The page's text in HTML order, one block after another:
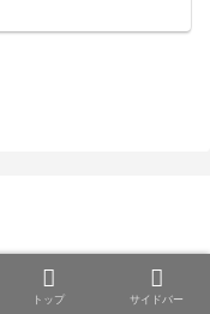
トップ サイドバー